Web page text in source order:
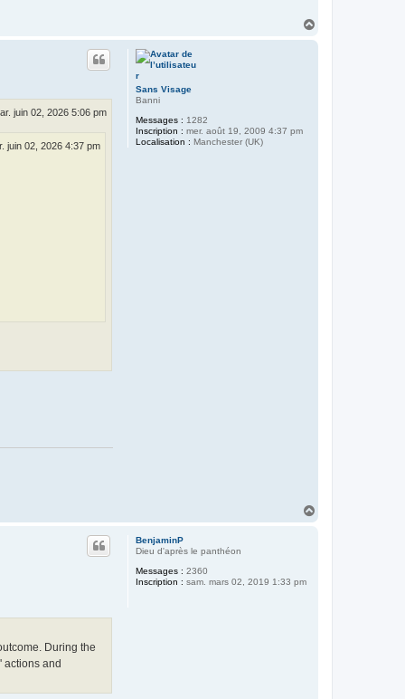
Sans Visage
Banni
Messages : 1282
Inscription : mer. août 19, 2009 4:37 pm
Localisation : Manchester (UK)
juin 02, 2026 5:06 pm
juin 02, 2026 4:37 pm
BenjaminP
Dieu d'après le panthéon
Messages : 2360
Inscription : sam. mars 02, 2019 1:33 pm
During the
actions and